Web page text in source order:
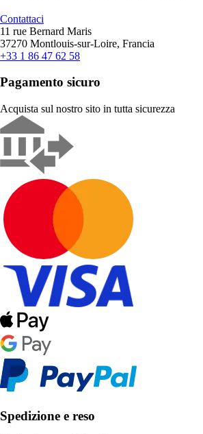
Contattaci
11 rue Bernard Maris
37270 Montlouis-sur-Loire, Francia
+33 1 86 47 62 58
Pagamento sicuro
Acquista sul nostro sito in tutta sicurezza
Spedizione e reso